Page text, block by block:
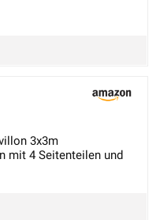
3x3m
mit 4 Seitenteilen und